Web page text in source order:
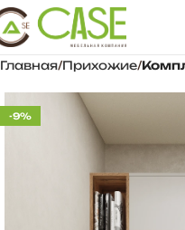
Главная Прихожие
-9%